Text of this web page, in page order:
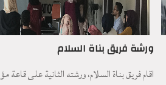
ورشة فريق بناة السلام
اقام فريق بناة السلام، ورشته الثانية على